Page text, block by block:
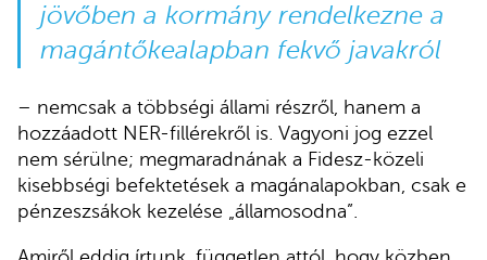
jövőben a kormány rendelkezne a
magántőkealapban fekvő javakról
– nemcsak a többségi állami részről, hanem a
hozzáadott NER-fillérekről is. Vagyoni jog ezzel
nem sérülne; megmaradnának a Fidesz-közeli
kisebbségi befektetések a magánalapokban, csak e
pénzeszsákok kezelése „államosodna”.